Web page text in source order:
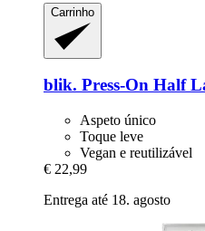
Carrinho
blik. Press-​On Half
Aspeto único
Toque leve
Vegan e reutilizável
€ 22,99
Entrega até 18. agosto